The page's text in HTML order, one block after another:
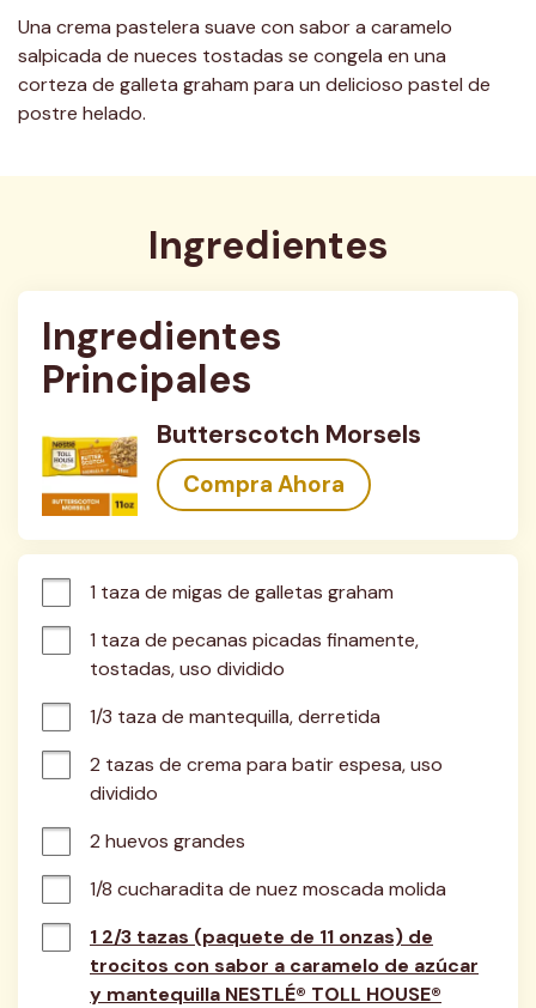
Una crema pastelera suave con sabor a caramelo
salpicada de nueces tostadas se congela en una
corteza de galleta graham para un delicioso pastel de
postre helado.
Ingredientes
Ingredientes
Principales
Butterscotch Morsels
Compra Ahora
1 taza de migas de galletas graham
1 taza de pecanas picadas finamente,
tostadas, uso dividido
1/3 taza de mantequilla, derretida
2 tazas de crema para batir espesa, uso
dividido
2 huevos grandes
1/8 cucharadita de nuez moscada molida
1 2/3 tazas (paquete de 11 onzas) de
trocitos con sabor a caramelo de azúcar
y mantequilla NESTLÉ® TOLL HOUSE®